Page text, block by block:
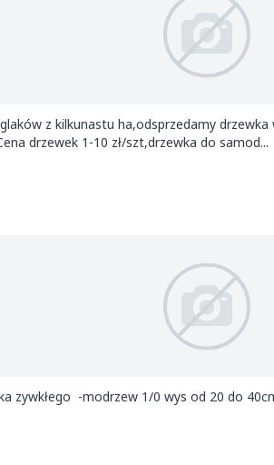
z kilkunastu ha,odsprzedamy
drzewek 1-10 zł/szt,drzewka do samod...
zywkłego -modrzew 1/0 wys